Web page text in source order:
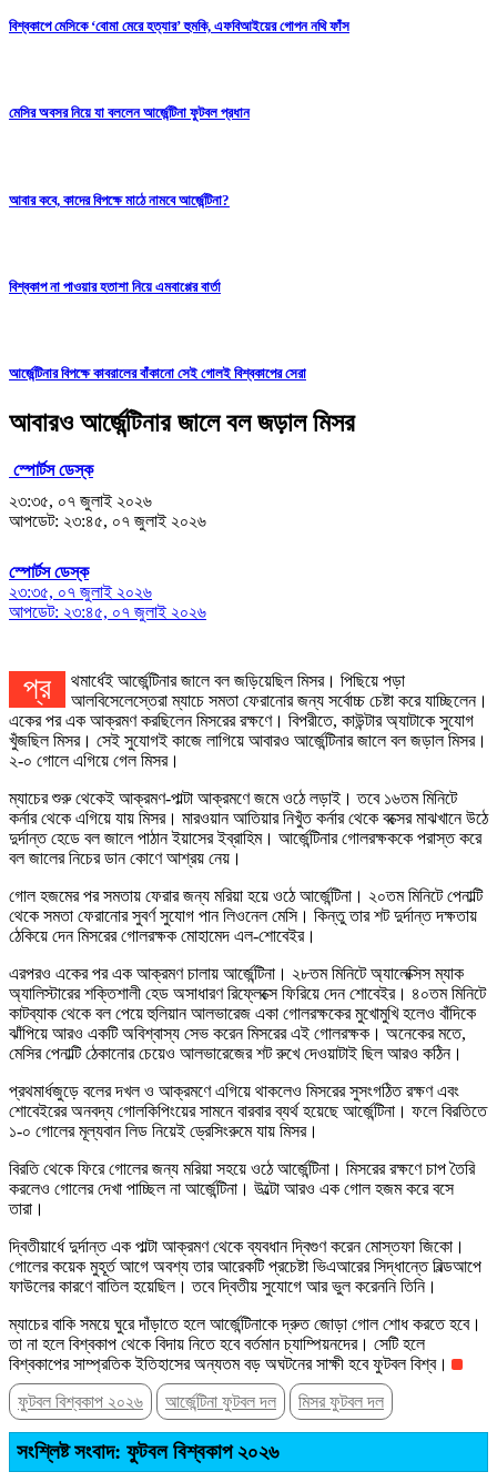
বিশ্বকাপে মেসিকে ‘বোমা মেরে হত্যার’ হুমকি, এফবিআইয়ের গোপন নথি ফাঁস
মেসির অবসর নিয়ে যা বললেন আর্জেন্টিনা ফুটবল প্রধান
আবার কবে, কাদের বিপক্ষে মাঠে নামবে আর্জেন্টিনা?
বিশ্বকাপ না পাওয়ার হতাশা নিয়ে এমবাপ্পের বার্তা
আর্জেন্টিনার বিপক্ষে কাবরালের বাঁকানো সেই গোলই বিশ্বকাপের সেরা
আবারও আর্জেন্টিনার জালে বল জড়াল মিসর
স্পোর্টস ডেস্ক
২৩:৩৫, ০৭ জুলাই ২০২৬
আপডেট: ২৩:৪৫, ০৭ জুলাই ২০২৬
স্পোর্টস ডেস্ক
২৩:৩৫, ০৭ জুলাই ২০২৬
আপডেট: ২৩:৪৫, ০৭ জুলাই ২০২৬
প্রথমার্ধেই আর্জেন্টিনার জালে বল জড়িয়েছিল মিসর। পিছিয়ে পড়া
আলবিসেলেস্তেরা ম্যাচে সমতা ফেরানোর জন্য সর্বোচ্চ চেষ্টা করে যাচ্ছিলেন।
একের পর এক আক্রমণ করছিলেন মিসরের রক্ষণে। বিপরীতে, কাউন্টার অ্যাটাকে সুযোগ
খুঁজছিল মিসর। সেই সুযোগই কাজে লাগিয়ে আবারও আর্জেন্টিনার জালে বল জড়াল মিসর।
২-০ গোলে এগিয়ে গেল মিসর।
ম্যাচের শুরু থেকেই আক্রমণ-পাল্টা আক্রমণে জমে ওঠে লড়াই। তবে ১৬তম মিনিটে
কর্নার থেকে এগিয়ে যায় মিসর। মারওয়ান আতিয়ার নিখুঁত কর্নার থেকে বক্সের মাঝখানে উঠে
দুর্দান্ত হেডে বল জালে পাঠান ইয়াসের ইব্রাহিম। আর্জেন্টিনার গোলরক্ষককে পরাস্ত করে
বল জালের নিচের ডান কোণে আশ্রয় নেয়।
গোল হজমের পর সমতায় ফেরার জন্য মরিয়া হয়ে ওঠে আর্জেন্টিনা। ২০তম মিনিটে পেনাল্টি
থেকে সমতা ফেরানোর সুবর্ণ সুযোগ পান লিওনেল মেসি। কিন্তু তার শট দুর্দান্ত দক্ষতায়
ঠেকিয়ে দেন মিসরের গোলরক্ষক মোহামেদ এল-শোবেইর।
এরপরও একের পর এক আক্রমণ চালায় আর্জেন্টিনা। ২৮তম মিনিটে অ্যালেক্সিস ম্যাক
অ্যালিস্টারের শক্তিশালী হেড অসাধারণ রিফ্লেক্সে ফিরিয়ে দেন শোবেইর। ৪০তম মিনিটে
কাটব্যাক থেকে বল পেয়ে হুলিয়ান আলভারেজ একা গোলরক্ষকের মুখোমুখি হলেও বাঁদিকে
ঝাঁপিয়ে আরও একটি অবিশ্বাস্য সেভ করেন মিসরের এই গোলরক্ষক। অনেকের মতে,
মেসির পেনাল্টি ঠেকানোর চেয়েও আলভারেজের শট রুখে দেওয়াটাই ছিল আরও কঠিন।
প্রথমার্ধজুড়ে বলের দখল ও আক্রমণে এগিয়ে থাকলেও মিসরের সুসংগঠিত রক্ষণ এবং
শোবেইরের অনবদ্য গোলকিপিংয়ের সামনে বারবার ব্যর্থ হয়েছে আর্জেন্টিনা। ফলে বিরতিতে
১-০ গোলের মূল্যবান লিড নিয়েই ড্রেসিংরুমে যায় মিসর।
বিরতি থেকে ফিরে গোলের জন্য মরিয়া সহয়ে ওঠে আর্জেন্টিনা। মিসরের রক্ষণে চাপ তৈরি
করলেও গোলের দেখা পাচ্ছিল না আর্জেন্টিনা। উল্টো আরও এক গোল হজম করে বসে
তারা।
দ্বিতীয়ার্ধে দুর্দান্ত এক পাল্টা আক্রমণ থেকে ব্যবধান দ্বিগুণ করেন মোস্তফা জিকো।
গোলের কয়েক মুহূর্ত আগে অবশ্য তার আরেকটি প্রচেষ্টা ভিএআরের সিদ্ধান্তে বিল্ডআপে
ফাউলের কারণে বাতিল হয়েছিল। তবে দ্বিতীয় সুযোগে আর ভুল করেননি তিনি।
ম্যাচের বাকি সময়ে ঘুরে দাঁড়াতে হলে আর্জেন্টিনাকে দ্রুত জোড়া গোল শোধ করতে হবে।
তা না হলে বিশ্বকাপ থেকে বিদায় নিতে হবে বর্তমান চ্যাম্পিয়নদের। সেটি হলে
বিশ্বকাপের সাম্প্রতিক ইতিহাসের অন্যতম বড় অঘটনের সাক্ষী হবে ফুটবল বিশ্ব।
ফুটবল বিশ্বকাপ ২০২৬
আর্জেন্টিনা ফুটবল দল মিসর ফুটবল দল
সংশ্লিষ্ট সংবাদ: ফুটবল বিশ্বকাপ ২০২৬